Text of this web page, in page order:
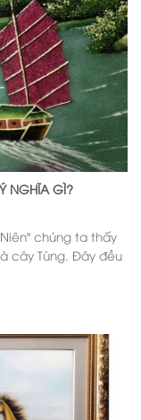
NGHĨA GÌ?
chúng ta thấy
cây Tùng. Đây đều